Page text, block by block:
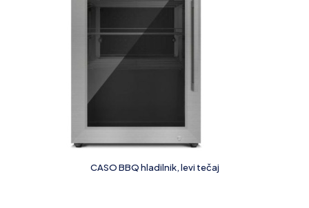
CASO BBQ hladilnik, levi tečaj